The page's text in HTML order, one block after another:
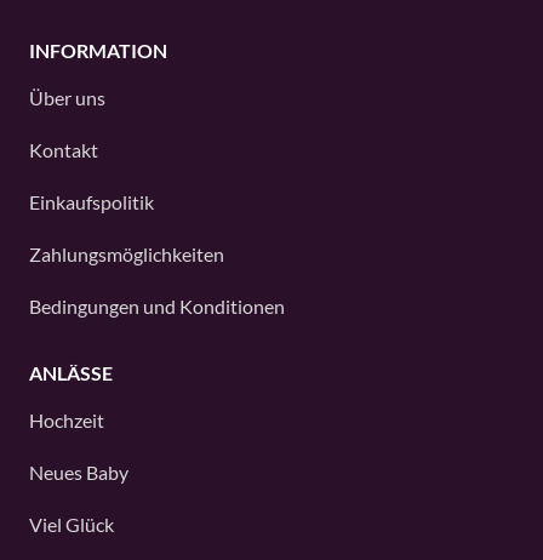
INFORMATION
Über uns
Kontakt
Einkaufspolitik
Zahlungsmöglichkeiten
Bedingungen und Konditionen
ANLÄSSE
Hochzeit
Neues Baby
Viel Glück